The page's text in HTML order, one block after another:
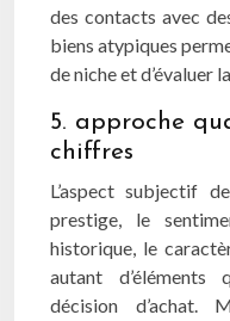
des contacts avec
biens atypiques
de niche et d’évaluer
5. approche
chiffres
L’aspect subjectif
prestige, le
historique, le
autant
décision d’achat.